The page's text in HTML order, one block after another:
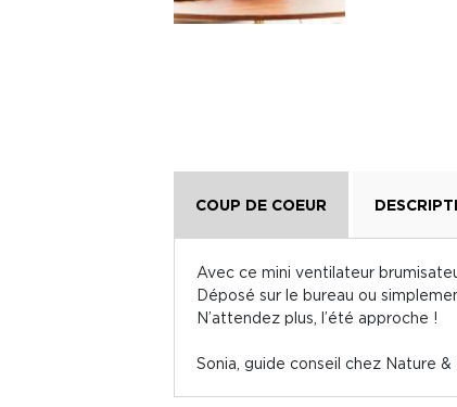
COUP DE COEUR
Avec ce mini ventilateur
Déposé sur le bureau ou
N’attendez plus, l’été approche !
Sonia, guide conseil chez Nature